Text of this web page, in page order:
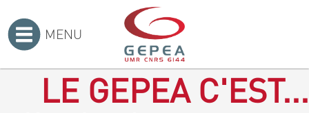
MENU
LE GEPEA C'EST...